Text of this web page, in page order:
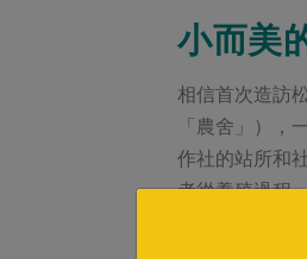
小而美
相信首次造訪
「農舍」），
作社的站所和
者從養殖過程